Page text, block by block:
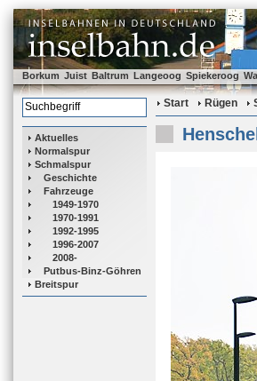
Borkum Juist Baltrum Langeoog Spiekeroog
Aktuelles
Normalspur
Schmalspur
Geschichte
Fahrzeuge
1949-1970
1970-1991
1992-1995
1996-2007
2008-
Putbus-Binz-Göhren
Breitspur
Start Rügen